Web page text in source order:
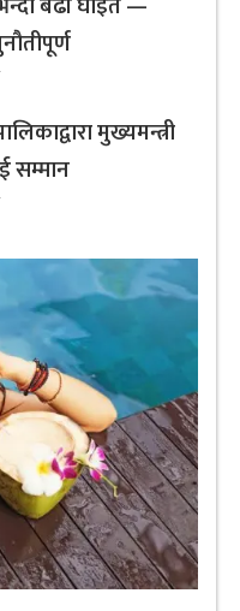
मुख्यमन्त्री
सम्मान